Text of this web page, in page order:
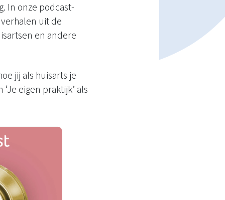
In onze podcast-
uit de
en andere
jij als huisarts je
eigen praktijk’ als